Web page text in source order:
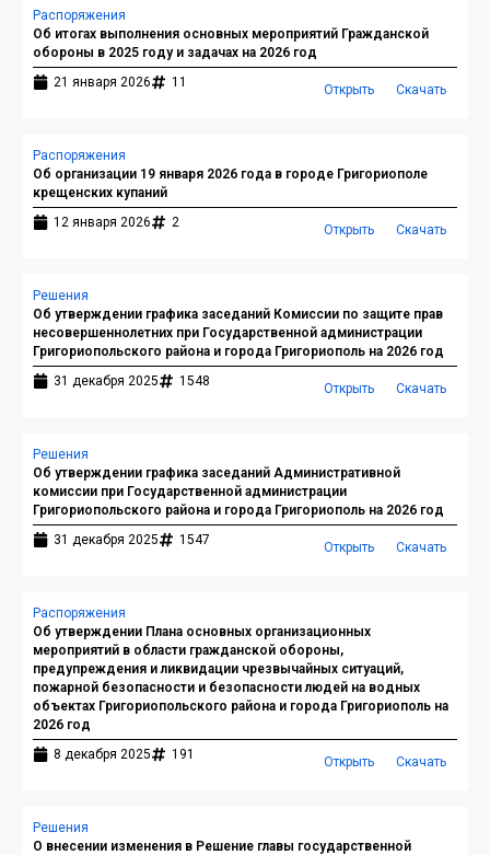
Распоряжения
Об итогах выполнения основных мероприятий Гражданской
обороны в 2025 году и задачах на 2026 год
21 января 2026
11 Открыть Скачать
Распоряжения
Об организации 19 января 2026 года в городе Григориополе
крещенских купаний
12 января 2026
2 Открыть Скачать
Решения
Об утверждении графика заседаний Комиссии по защите прав
несовершеннолетних при Государственной администрации
Григориопольского района и города Григориополь на 2026 год
31 декабря 2025
1548 Открыть Скачать
Решения
Об утверждении графика заседаний Административной
комиссии при Государственной администрации
Григориопольского района и города Григориополь на 2026 год
31 декабря 2025
1547 Открыть Скачать
Распоряжения
Об утверждении Плана основных организационных
мероприятий в области гражданской обороны,
предупреждения и ликвидации чрезвычайных ситуаций,
пожарной безопасности и безопасности людей на водных
объектах Григориопольского района и города Григориополь на
2026 год
8 декабря 2025
191 Открыть Скачать
Решения
О внесении изменения в Решение главы государственной